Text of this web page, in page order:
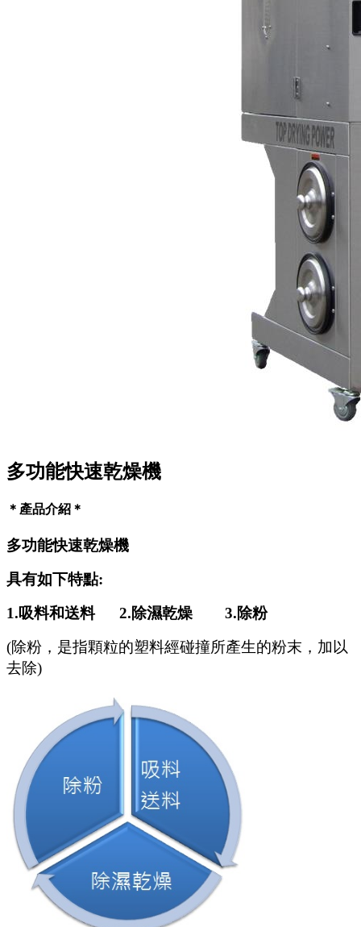
多功能快速乾燥機
＊產品介紹＊
多功能快速乾燥機
具有如下特點:
1.吸料和送料 2.除濕乾燥 3.除粉
(除粉，是指顆粒的塑料經碰撞所產生的粉末，加以
去除)